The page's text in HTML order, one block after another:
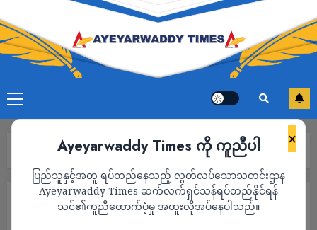
×
Ayeyarwaddy Times ကို ကူညီပါ
ပြည်သူနှင့်အတူ ရပ်တည်နေသည့် လွတ်လပ်သောသတင်းဌာန
Ayeyarwaddy Times ဆက်လက်ရှင်သန်ရပ်တည်နိုင်ရန်
သင်၏ကူညီထောက်ပံ့မှု အထူးလိုအပ်နေပါသည်။
ကာတွန်း
ကာတွန်း